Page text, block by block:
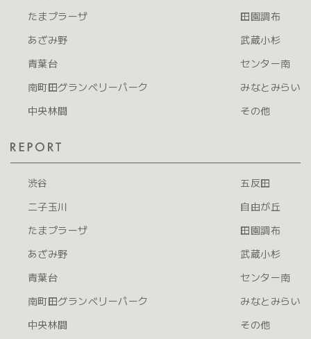
たまプラーザ
あざみ野
青葉台
南町田グランベリーパーク
中央林間
田園調布
武蔵小杉
センター南
みなとみらい
その他
渋谷
二子玉川
たまプラーザ
あざみ野
青葉台
南町田グランベリーパーク
中央林間
五反田
自由が丘
田園調布
武蔵小杉
センター南
みなとみらい
その他